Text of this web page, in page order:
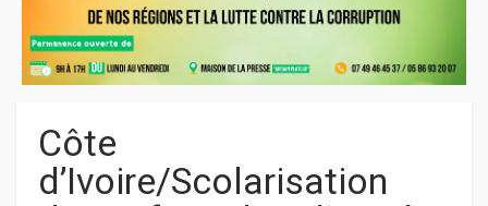
Côte
d’Ivoire/Scolarisation